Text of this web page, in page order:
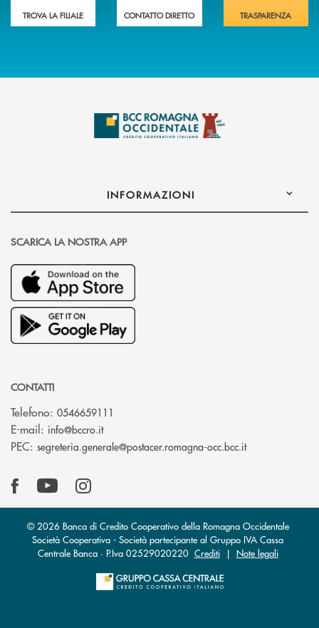
TROVA LA FILIALE CONTATTO DIRETTO TRASPARENZA
INFORMAZIONI
SCARICA LA NOSTRA APP
CONTATTI
Telefono: 0546659111
E-mail: info@bccro.it(si apre l’app di posta elettronica)
PEC: segreteria.generale@postacer.romagna-occ.bcc.it(si apre l’app
© 2026 Banca di Credito Cooperativo della Romagna Occidentale
Società Cooperativa - Società partecipante al Gruppo IVA Cassa
Centrale Banca · P.Iva 02529020220 Crediti| Note legali